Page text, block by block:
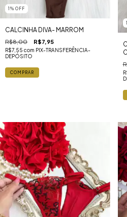
1 % OFF
CALCINHA DIVA- MARROM
R$8,00 R$7,95
R$7,55 com PIX-TRANSFERÊNCIA-
DEPÓSITO
1